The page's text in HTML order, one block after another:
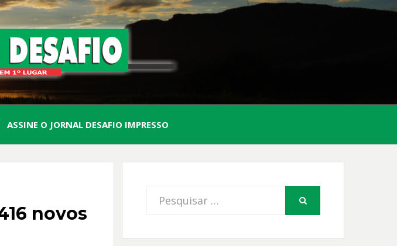
JORNAL
DESAFIO
O Sertão em 1º Lugar
ASSINE O JORNAL DESAFIO IMPRESSO
novos
Procurar